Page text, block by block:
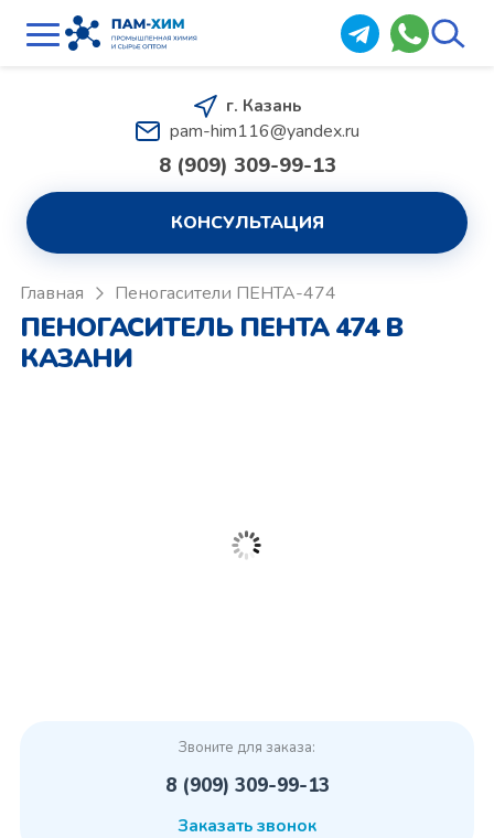
г. Казань
pam-him116@yandex.ru
8 (909) 309-99-13
КОНСУЛЬТАЦИЯ
Главная Пеногасители ПЕНТА-474
ПЕНОГАСИТЕЛЬ ПЕНТА 474 В
КАЗАНИ
Звоните для заказа:
8 (909) 309-99-13
Заказать звонок